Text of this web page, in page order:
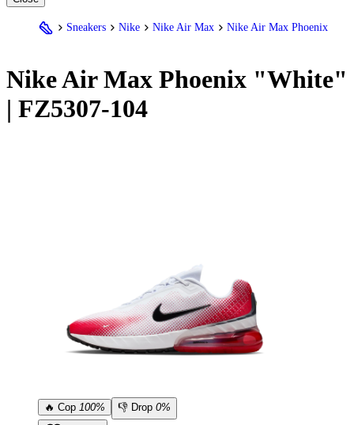
Sneakers Nike Nike Air Max Nike Air Max Phoenix
NikeAir Max Phoenix "White"
| FZ5307-104
🔥 Cop 100% 👎 Drop 0%